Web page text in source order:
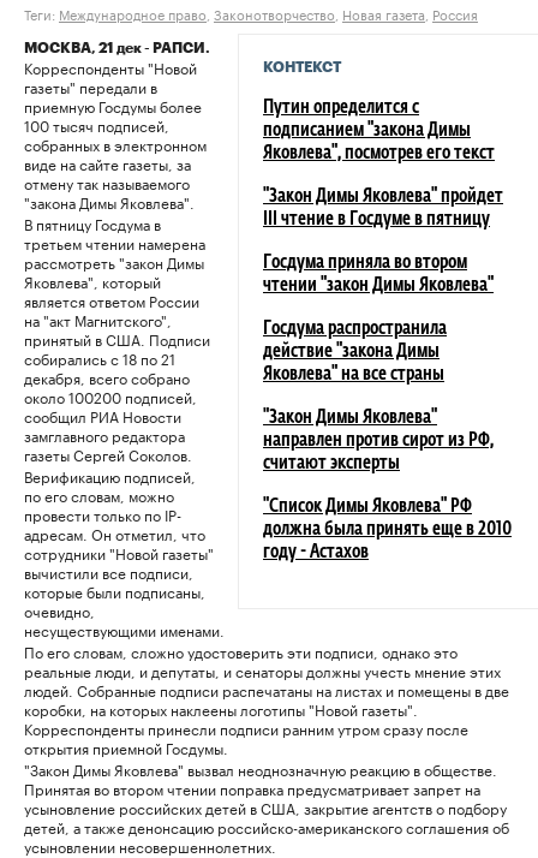
Теги: Международное право Законотворчество Новая газета Россия
КОНТЕКСТ
Путин определится с
подписанием "закона Димы
Яковлева", посмотрев его текст
"Закон Димы Яковлева" пройдет
III чтение в Госдуме в пятницу
Госдума приняла во втором
чтении "закон Димы Яковлева"
Госдума распространила
действие "закона Димы
Яковлева" на все страны
"Закон Димы Яковлева"
направлен против сирот из РФ,
считают эксперты
"Список Димы Яковлева" РФ
должна была принять еще в 2010
году - Астахов
МОСКВА, 21 дек - РАПСИ.
Корреспонденты "Новой
газеты" передали в
приемную Госдумы более
100 тысяч подписей,
собранных в электронном
виде на сайте газеты, за
отмену так называемого
"закона Димы Яковлева".
В пятницу Госдума в
третьем чтении намерена
рассмотреть "закон Димы
Яковлева", который
является ответом России
на "акт Магнитского",
принятый в США. Подписи
собирались с 18 по 21
декабря, всего собрано
около 100200 подписей,
сообщил РИА Новости
замглавного редактора
газеты Сергей Соколов.
Верификацию подписей,
по его словам, можно
провести только по IP-
адресам. Он отметил, что
сотрудники "Новой газеты"
вычистили все подписи,
которые были подписаны,
очевидно,
несуществующими именами.
По его словам, сложно удостоверить эти подписи, однако это
реальные люди, и депутаты, и сенаторы должны учесть мнение этих
людей. Собранные подписи распечатаны на листах и помещены в две
коробки, на которых наклеены логотипы "Новой газеты".
Корреспонденты принесли подписи ранним утром сразу после
открытия приемной Госдумы.
"Закон Димы Яковлева" вызвал неоднозначную реакцию в обществе.
Принятая во втором чтении поправка предусматривает запрет на
усыновление российских детей в США, закрытие агентств о подбору
детей, а также денонсацию российско-американского соглашения об
усыновлении несовершеннолетних.